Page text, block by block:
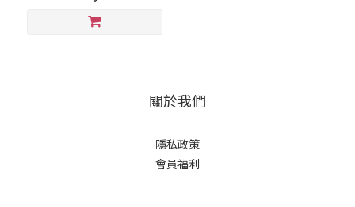
關於我們
隱私政策
會員福利